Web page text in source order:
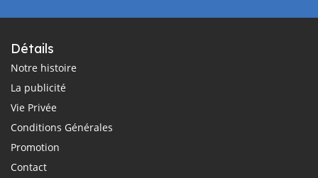
Détails
Notre histoire
La publicité
Vie Privée
Conditions Générales
Promotion
Contact